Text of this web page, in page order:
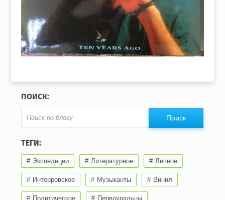
ПОИСК:
ТЕГИ:
Экспедиции Литературное Личное
Интерровское Музыканты Винил
Политическое Первоуральцы